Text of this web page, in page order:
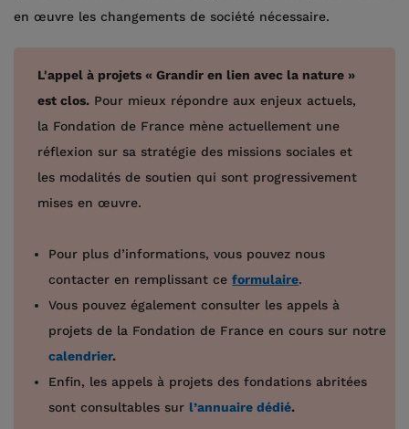
en œuvre les changements de société nécessaire.
L'appel à projets « Grandir en lien avec la nature »
est clos. Pour mieux répondre aux enjeux actuels,
la Fondation de France mène actuellement une
réflexion sur sa stratégie des missions sociales et
les modalités de soutien qui sont progressivement
mises en œuvre.
Pour plus d’informations, vous pouvez nous
contacter en remplissant ceformulaire.
Vous pouvez également consulter les appels à
projets de la Fondation de France en cours sur notre
calendrier.
Enfin, les appels à projets des fondations abritées
sont consultables sur l’annuaire dédié.